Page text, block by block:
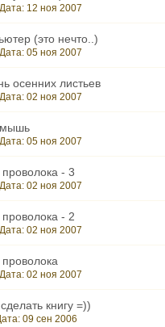
12 ноя 2007
(это нечто..)
Дата:05 ноя 2007
осенних листьев
Дата:02 ноя 2007
мышь
Дата:05 ноя 2007
- 3
Дата:02 ноя 2007
- 2
Дата:02 ноя 2007
Дата:02 ноя 2007
книгу =))
09 сен 2006